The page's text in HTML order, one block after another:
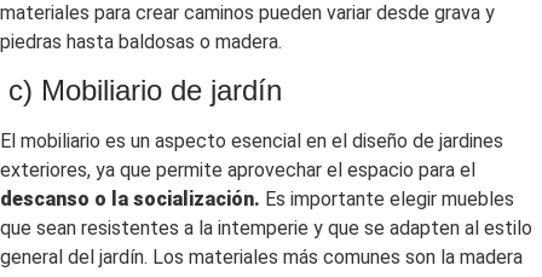
materiales para crear caminos pueden variar desde grava y
piedras hasta baldosas o madera.
c) Mobiliario de jardín
El mobiliario es un aspecto esencial en el diseño de jardines
exteriores, ya que permite aprovechar el espacio para el
descanso o la socialización. Es importante elegir muebles
que sean resistentes a la intemperie y que se adapten al estilo
general del jardín. Los materiales más comunes son la madera